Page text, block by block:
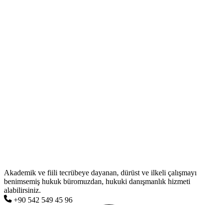
Akademik ve fiili tecrübeye dayanan, dürüst ve ilkeli çalışmayı
benimsemiş hukuk büromuzdan, hukuki danışmanlık hizmeti
alabilirsiniz.
+90 542 549 45 96